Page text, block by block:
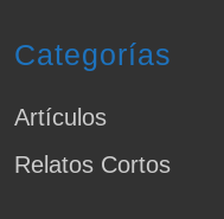
Categorías
Artículos
Relatos Cortos